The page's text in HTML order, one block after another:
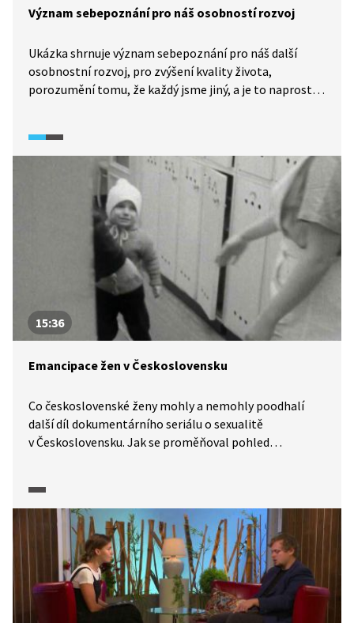
Význam sebepoznání pro náš osobností rozvoj
Ukázka shrnuje význam sebepoznání pro náš další
osobnostní rozvoj, pro zvýšení kvality života,
porozumění tomu, že každý jsme jiný, a je to naprosto
nastavení věnovat pozornost. Video navazuje na díl
Sebepoznání: Typologie osobnosti.
15:36
Emancipace žen v Československu
Co československé ženy mohly a nemohly poodhalí
další díl dokumentárního seriálu o sexualitě
v Československu. Jak se proměňoval pohled
známé „Husákovy děti“?